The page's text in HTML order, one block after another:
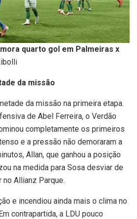
quarto gol em Palmeiras x
da missão
da missão na primeira etapa.
de Abel Ferreira, o Verdão
completamente os primeiros
e a pressão não demoraram a
Allan, que ganhou a posição
na medida para Sosa desviar de
no Allianz Parque.
e incendiou ainda mais o clima no
contrapartida, a LDU pouco